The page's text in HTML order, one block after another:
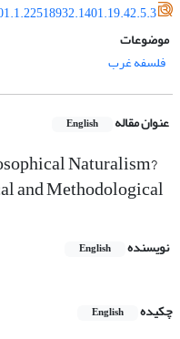
موضوعات
فلسفه غرب
عنوان مقاله English
Naturalism?
and Methodological
نویسنده English
چکیده
English